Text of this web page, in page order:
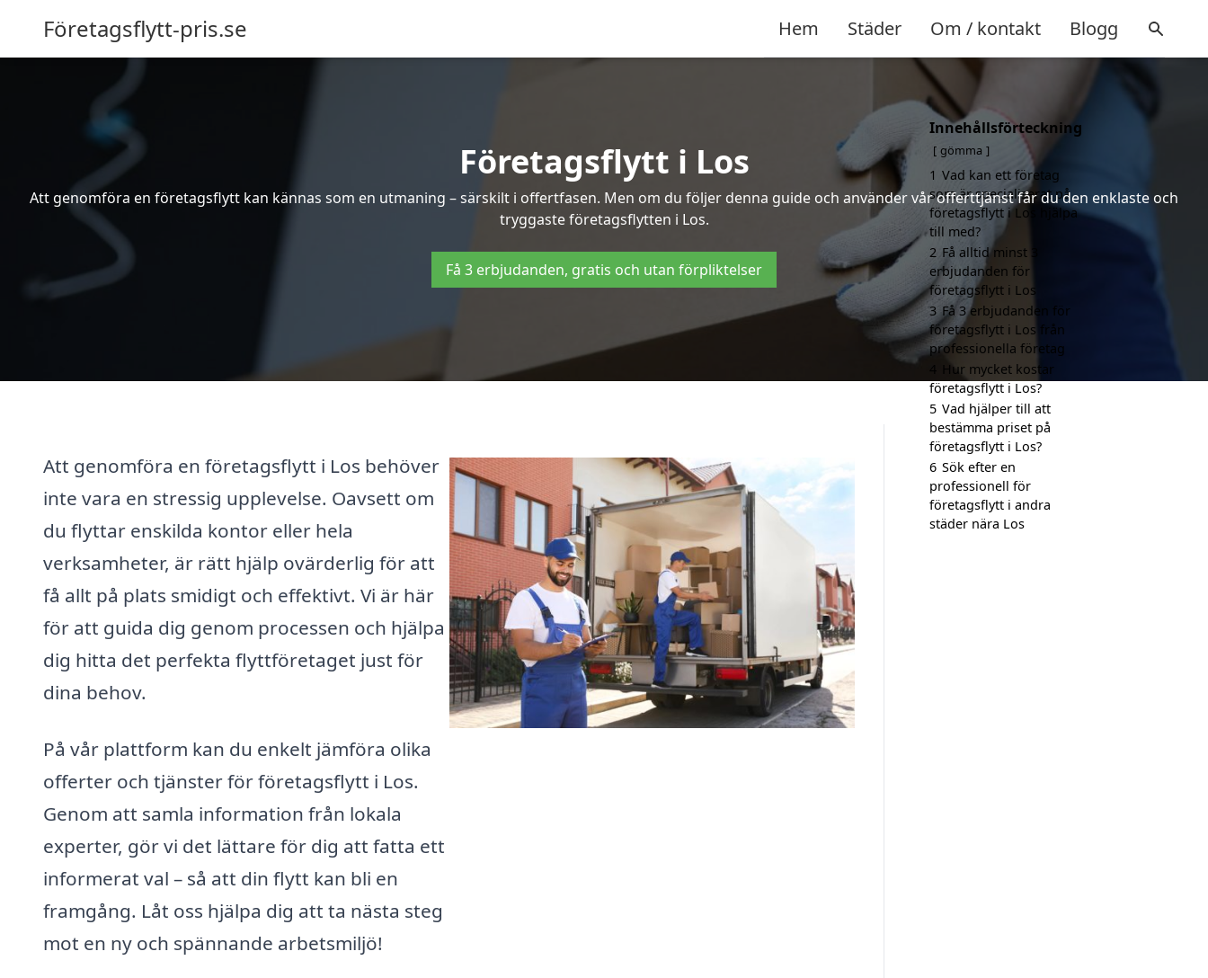
Företagsflytt-pris.se Hem Städer Om / kontakt Blogg
Företagsflytt i Los
Att genomföra en företagsflytt kan kännas som en utmaning – särskilt i offertfasen. Men om du följer denna guide och använder vår offerttjänst får du den enklaste och
tryggaste företagsflytten i Los.
Få 3 erbjudanden, gratis och utan förpliktelser
Att genomföra en företagsflytt i Los behöver
inte vara en stressig upplevelse. Oavsett om
du flyttar enskilda kontor eller hela
verksamheter, är rätt hjälp ovärderlig för att
få allt på plats smidigt och effektivt. Vi är här
för att guida dig genom processen och hjälpa
dig hitta det perfekta flyttföretaget just för
dina behov.
På vår plattform kan du enkelt jämföra olika
offerter och tjänster för företagsflytt i Los.
Genom att samla information från lokala
experter, gör vi det lättare för dig att fatta ett
informerat val – så att din flytt kan bli en
framgång. Låt oss hjälpa dig att ta nästa steg
mot en ny och spännande arbetsmiljö!
Innehållsförteckning
gömma
1 Vad kan ett företag
som är specialiserat på
företagsflytt i Los hjälpa
till med?
2 Få alltid minst 3
erbjudanden för
företagsflytt i Los
3 Få 3 erbjudanden för
företagsflytt i Los från
professionella företag
Hur mycket kostar
företagsflytt i Los?
5 Vad hjälper till att
bestämma priset på
företagsflytt i Los?
6 Sök efter en
professionell för
företagsflytt i andra
städer nära Los